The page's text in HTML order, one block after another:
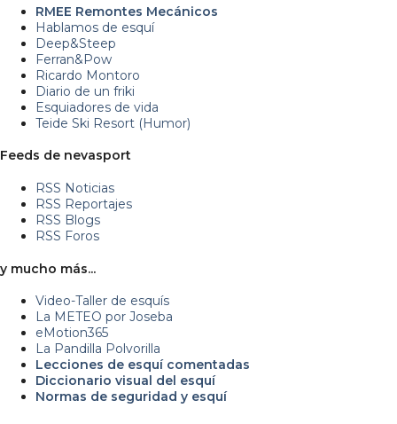
RMEE Remontes Mecánicos
Hablamos de esquí
Deep&Steep
Ferran&Pow
Ricardo Montoro
Diario de un friki
Esquiadores de vida
Teide Ski Resort (Humor)
Feeds de nevasport
RSS Noticias
RSS Reportajes
RSS Blogs
RSS Foros
y mucho más...
Video-Taller de esquís
La METEO por Joseba
eMotion365
La Pandilla Polvorilla
Lecciones de esquí comentadas
Diccionario visual del esquí
Normas de seguridad y esquí